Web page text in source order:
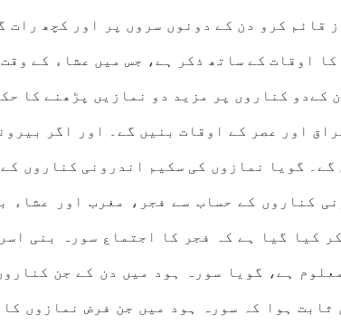
مِّنَ الَّيۡلِ‌ ؕ ا—–﴿۱۱۴﴾ اور نماز قائم کرو دن کے دونوں سروں پر اور کچھ
ہود کی اس آیت میں ۳ نمازوں کا اوقات کے ساتھ ذکر ہے، جس میں عشاء
کےدو کناروں پر مزید دو نمازیں پڑھنے کا
اور عصر کے اوقات بنیں گے۔ اور اگر
گویا نمازوں کی سکیم اندرونی کناروں
کناروں کے حساب سے فجر، مغرب اور عشاء
کیا گیا ہے کہ فجر کا اجتماع سورہ بنی
ہے، گویا سورہ ہود میں دن کے جن
ہوا کہ سورہ ہود میں جن فرض نمازوں کا